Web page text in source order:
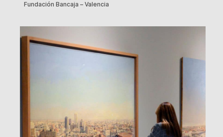
Fundación Bancaja – Valencia